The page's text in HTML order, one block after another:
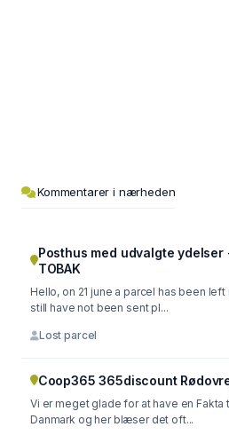
Kommentarer i nærheden
Posthus med udvalgte ydelser
TOBAK
Hello, on 21 june a parcel has been
still have not been sent pl...
Lost parcel
Coop365 365discount
Vi er meget glade for at have en Fakta
Danmark og her blæser det oft...